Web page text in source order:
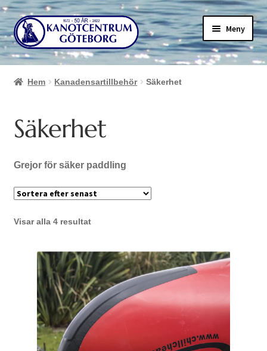
Hoppa
till
navigering
Hoppa
till
innehåll
Meny
Hem Kanadensartillbehör Säkerhet
Säkerhet
Grejor för säker paddling
Visar alla 4 resultatSortera
senaste